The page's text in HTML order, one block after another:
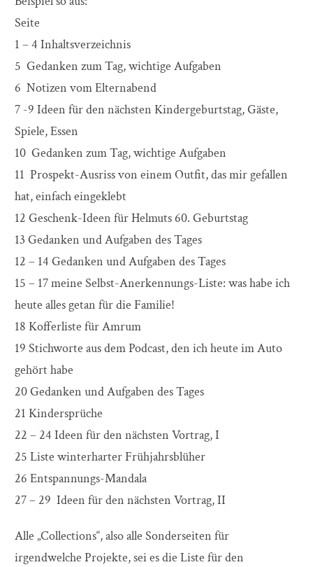
Seite
1 – 4 Inhaltsverzeichnis
5 Gedanken zum Tag, wichtige Aufgaben
6 Notizen vom Elternabend
7 -9 Ideen für den nächsten Kindergeburtstag, Gäste,
Spiele, Essen
10 Gedanken zum Tag, wichtige Aufgaben
11 Prospekt-Ausriss von einem Outfit, das mir gefallen
hat, einfach eingeklebt
12 Geschenk-Ideen für Helmuts 60. Geburtstag
13 Gedanken und Aufgaben des Tages
12 – 14 Gedanken und Aufgaben des Tages
15 – 17 meine Selbst-Anerkennungs-Liste: was habe ich
heute alles getan für die Familie!
18 Kofferliste für Amrum
19 Stichworte aus dem Podcast, den ich heute im Auto
gehört habe
20 Gedanken und Aufgaben des Tages
21 Kindersprüche
22 – 24 Ideen für den nächsten Vortrag, I
25 Liste winterharter Frühjahrsblüher
26 Entspannungs-Mandala
27 – 29 Ideen für den nächsten Vortrag, II
Alle „Collections“, also alle Sonderseiten für
irgendwelche Projekte, sei es die Liste für den